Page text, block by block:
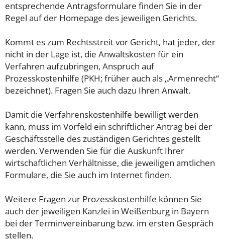
entsprechende Antragsformulare finden Sie in der
Regel auf der Homepage des jeweiligen Gerichts.
Kommt es zum Rechtsstreit vor Gericht, hat jeder, der
nicht in der Lage ist, die Anwaltskosten für ein
Verfahren aufzubringen, Anspruch auf
Prozesskostenhilfe (PKH; früher auch als „Armenrecht“
bezeichnet). Fragen Sie auch dazu Ihren Anwalt.
Damit die Verfahrenskostenhilfe bewilligt werden
kann, muss im Vorfeld ein schriftlicher Antrag bei der
Geschäftsstelle des zuständigen Gerichtes gestellt
werden. Verwenden Sie für die Auskunft Ihrer
wirtschaftlichen Verhältnisse, die jeweiligen amtlichen
Formulare, die Sie auch im Internet finden.
Weitere Fragen zur Prozesskostenhilfe können Sie
auch der jeweiligen Kanzlei in Weißenburg in Bayern
bei der Terminvereinbarung bzw. im ersten Gespräch
stellen.